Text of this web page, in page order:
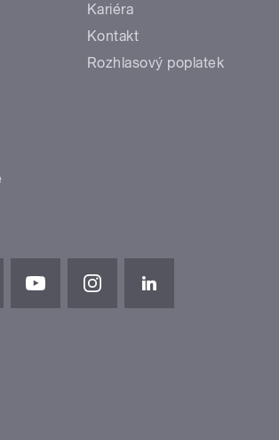
Kariéra
Kontakt
Rozhlasový poplatek